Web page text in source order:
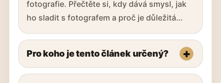
fotografie. Přečtěte si, kdy dává smysl, jak
ho sladit s fotografem a proč je důležitá…
Pro koho je tento článek určený?